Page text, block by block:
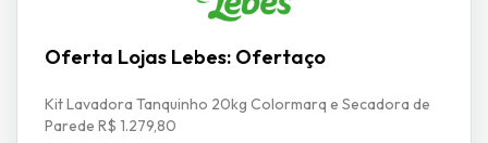
Oferta Lojas Lebes: Ofertaço
Kit Lavadora Tanquinho 20kg Colormarq e Secadora de
Parede R$ 1.279,80